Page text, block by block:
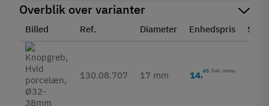
Overblik over varianter
Billed Ref. Diameter Enhedspris
130.08.707 17 mm 14,65 Inkl. moms